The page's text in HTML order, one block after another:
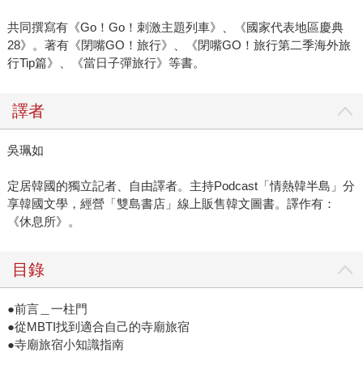
共同撰寫有《Go！Go！刺激主題列車》、《國家代表地區慶典
28》。著有《閉嘴GO！旅行》、《閉嘴GO！旅行第二季海外旅
行Tip篇》、《當日子彈旅行》等書。
譯者
吳珮如
定居韓國的獨立記者、自由譯者。主持Podcast「情熱韓半島」分
享韓國文學，經營「雙島書店」線上販售韓文圖書。譯作有：
《休息所》。
目錄
●前言＿一柱門
●從MBTI找到適合自己的寺廟旅宿
●寺廟旅宿小知識指南